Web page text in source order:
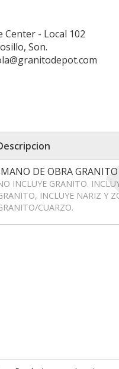
- Local 102
Son.
DE OBRA GRANITO
INCLUYE GRANITO.
INCLUYE NARIZ Y
CUARZO.